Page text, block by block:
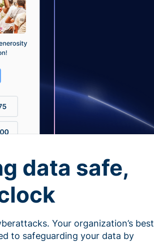
data safe,
Your organization’s best
to safeguarding your data by